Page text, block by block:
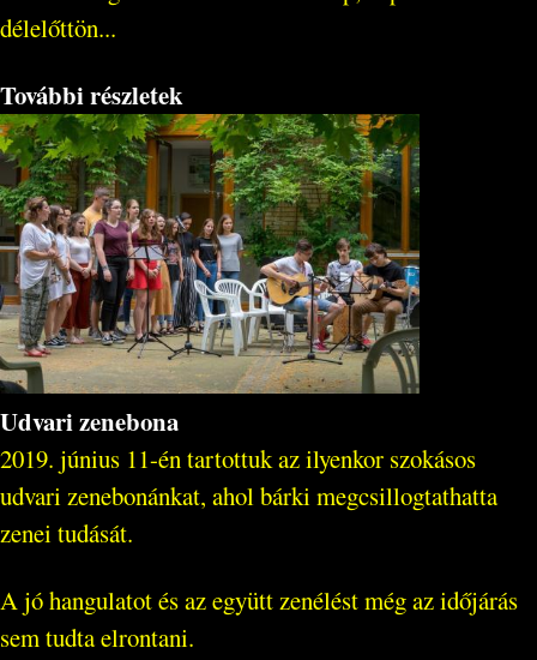
délelőttön...
További részletek
Udvari zenebona
2019. június 11-én tartottuk az ilyenkor szokásos
udvari zenebonánkat, ahol bárki megcsillogtathatta
zenei tudását.
A jó hangulatot és az együtt zenélést még az időjárás
sem tudta elrontani.